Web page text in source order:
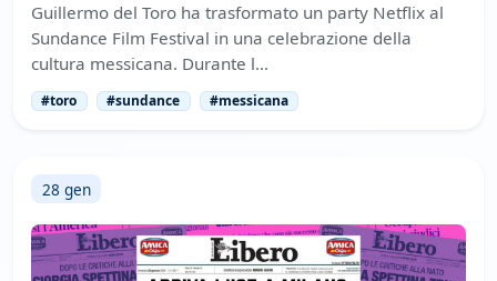
Guillermo del Toro ha trasformato un party Netflix al
Sundance Film Festival in una celebrazione della
cultura messicana. Durante l…
#toro #sundance #messicana
28 gen